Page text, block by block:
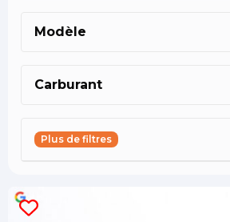
Modèle
Carburant
Plus de filtres